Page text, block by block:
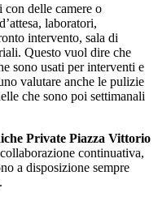
delle camere o
laboratori,
intervento, sala di
Questo vuol dire che
sono usati per interventi e
valutare anche le pulizie
che sono poi settimanali
Private Piazza Vittorio
continuativa,
a disposizione sempre